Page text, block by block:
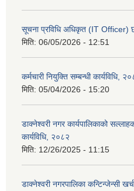
सूचना प्रविधि अधिकृत (IT Officer)
मिति: 06/05/2026 - 12:51
कर्मचारी नियुक्ति सम्बन्धी कार्यविधि,
मिति: 05/04/2026 - 15:20
डाक्नेश्वरी नगर कार्यपालिकाको
कार्यविधि, २०८२
मिति: 12/26/2025 - 11:15
डाक्नेश्वरी नगरपालिका कन्टिन्जेन्सी